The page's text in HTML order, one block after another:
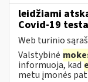
leidžiami
Covid-19
Web turinio
Valstybinė
informuoja, kad
metu įmonės